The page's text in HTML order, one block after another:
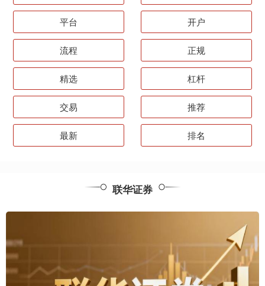
平台 开户
流程 正规
精选 杠杆
交易 推荐
最新 排名
联华证券